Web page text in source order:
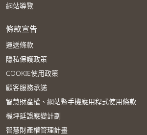
網站導覽
條款宣告
運送條款
隱私保護政策
COOKIE使用政策
顧客服務承諾
智慧財產權、網站暨手機應用程式使用條款
機坪延誤應變計劃
智慧財產權管理計畫